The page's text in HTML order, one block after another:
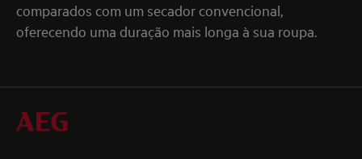
comparados com um secador convencional,
oferecendo uma duração mais longa à sua roupa.